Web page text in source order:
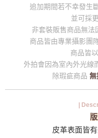
追加期間若不幸發生
並可採
非套裝販售商品無法
商品皆由專業攝影團
商品皆
外拍會因為室內外光線
除瑕疵商品 無
|
皮革表面皆